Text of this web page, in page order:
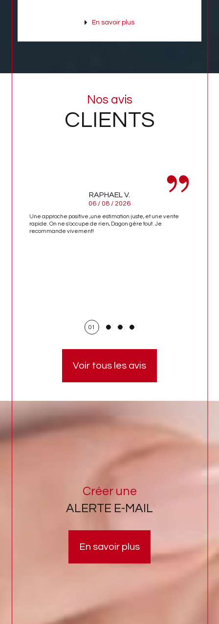
En savoir plus
Nos avis
CLIENTS
RAPHAEL V.
06 / 08 / 2026
Une approche positive ,une estimation juste, et une vente
rapide. On ne s'occupe de rien, Dagon gère tout. Je
recommande vivement!
01
Voir tous les avis
Créer une
ALERTE E-MAIL
En savoir plus